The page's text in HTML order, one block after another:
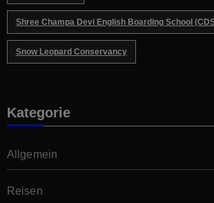
Shree Champa Devi English Boarding School
Snow Leopard Conservancy
Kategorie
Allgemein
Reisen